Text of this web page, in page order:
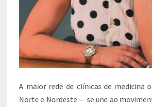
A maior rede de clínicas de medicina
Norte e Nordeste — se une ao